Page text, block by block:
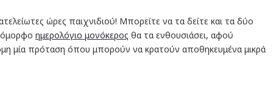
ώρες παιχνιδιού! Μπορείτε να τα δείτε και τα δύο
όμορφο ημερολόγιο μονόκερος θα τα ενθουσιάσει, αφού
μία πρόταση όπου μπορούν να κρατούν αποθηκευμένα μικρά